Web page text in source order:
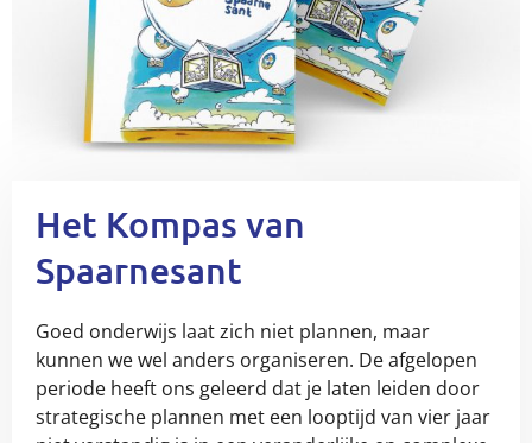
Het Kompas van
Spaarnesant
Goed onderwijs laat zich niet plannen, maar
kunnen we wel anders organiseren. De afgelopen
periode heeft ons geleerd dat je laten leiden door
strategische plannen met een looptijd van vier jaar